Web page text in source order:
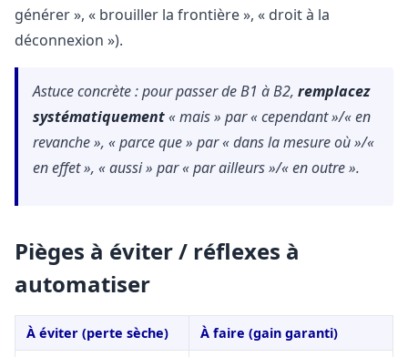
générer », « brouiller la frontière », « droit à la
déconnexion »).
Astuce concrète : pour passer de B1 à B2, remplacez
systématiquement« mais » par « cependant »/« en
revanche », « parce que » par « dans la mesure où »/«
en effet », « aussi » par « par ailleurs »/« en outre ».
Pièges à éviter / réflexes à
automatiser
À éviter (perte sèche)
À faire (gain garanti)